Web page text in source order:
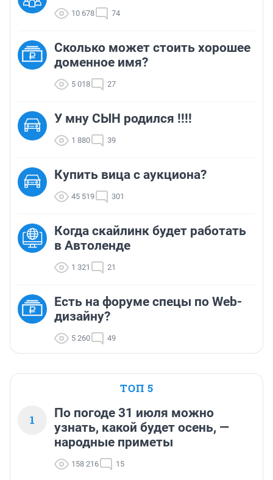
10 678 74
Сколько может стоить хорошее
доменное имя?
5 018 27
У мну СЫН родился !!!!
1 880 39
Купить вица с аукциона?
45 519 301
Когда скайлинк будет работать
в Автоленде
1 321 21
Есть на форуме спецы по Web-
дизайну?
5 260 49
ТОП 5
1
По погоде 31 июля можно
узнать, какой будет осень, —
народные приметы
158 216 15